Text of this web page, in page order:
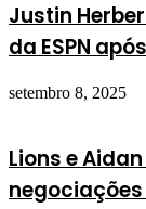
Justin
da ESPN
setembro 8, 2025
Lions e